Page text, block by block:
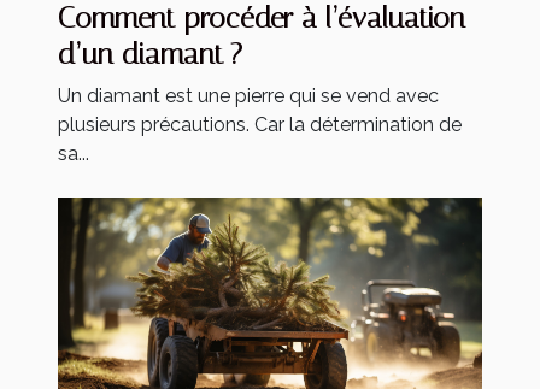
Comment procéder à l’évaluation
d’un diamant ?
Un diamant est une pierre qui se vend avec
plusieurs précautions. Car la détermination de
sa...